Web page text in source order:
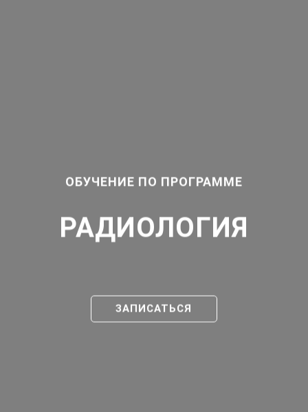
ОБУЧЕНИЕ ПО ПРОГРАММЕ
РАДИОЛОГИЯ
ЗАПИСАТЬСЯ